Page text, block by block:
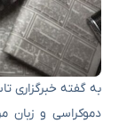
به گفته خبرگزاری
دموکراسی و زبان